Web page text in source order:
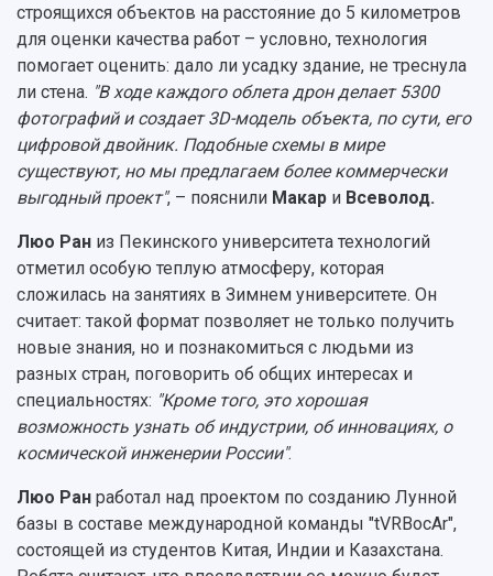
строящихся объектов на расстояние до 5 километров
для оценки качества работ – условно, технология
помогает оценить: дало ли усадку здание, не треснула
ли стена. "В ходе каждого облета дрон делает 5300
фотографий и создает 3D-модель объекта, по сути, его
цифровой двойник. Подобные схемы в мире
существуют, но мы предлагаем более коммерчески
выгодный проект", – пояснили Макар и Всеволод.
Люо Ран из Пекинского университета технологий
отметил особую теплую атмосферу, которая
сложилась на занятиях в Зимнем университете. Он
считает: такой формат позволяет не только получить
новые знания, но и познакомиться с людьми из
разных стран, поговорить об общих интересах и
специальностях: "Кроме того, это хорошая
возможность узнать об индустрии, об инновациях, о
космической инженерии России".
Люо Ран работал над проектом по созданию Лунной
базы в составе международной команды "tVRBocAr",
состоящей из студентов Китая, Индии и Казахстана.